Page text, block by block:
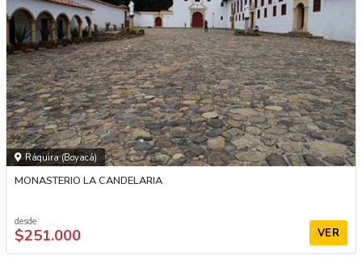
Ráquira (Boyacá)
MONASTERIO LA CANDELARIA
desde
$251.000 VER